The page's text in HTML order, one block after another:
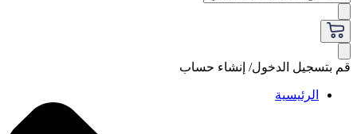
قم بتسجيل الدخول/ إنشاء حساب
الرئيسية